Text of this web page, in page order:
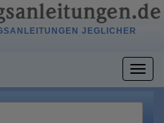
JEGLICHER